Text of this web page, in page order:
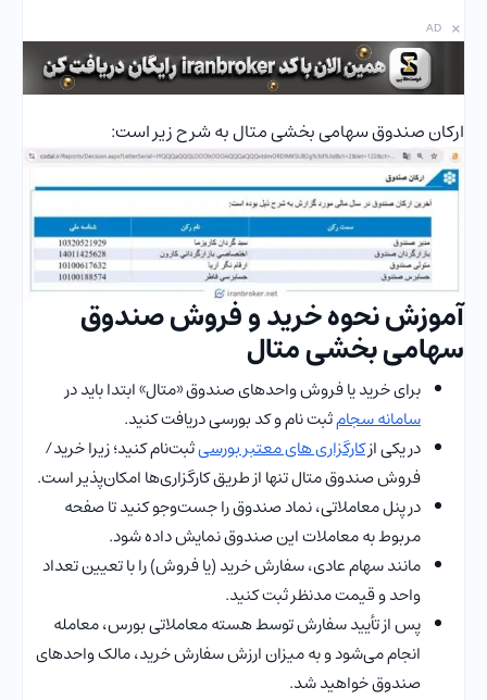
AD ×
ارکان صندوق سهامی بخشی متال به شرح زیر است:
آموزش نحوه خرید و فروش صندوق
سهامی بخشی متال
برای خرید یا فروش واحدهای صندوق «متال» ابتدا باید در
سامانه سجامثبت نام و کد بورسی دریافت کنید.
در یکی ازکارگزاری های معتبر بورسیثبت‌نام کنید؛ زیرا خرید/
فروش صندوق متال تنها از طریق کارگزاری‌ها امکان‌پذیر است.
در پنل معاملاتی، نماد صندوق را جست‌وجو کنید تا صفحه
مربوط به معاملات این صندوق نمایش داده شود.
مانند سهام عادی، سفارش خرید (یا فروش) را با تعیین تعداد
واحد و قیمت مدنظر ثبت کنید.
پس از تأیید سفارش توسط هسته معاملاتی بورس، معامله
انجام می‌شود و به میزان ارزش سفارش خرید، مالک واحدهای
صندوق خواهید شد.